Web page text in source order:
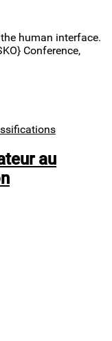
human interface.
Conference,
au